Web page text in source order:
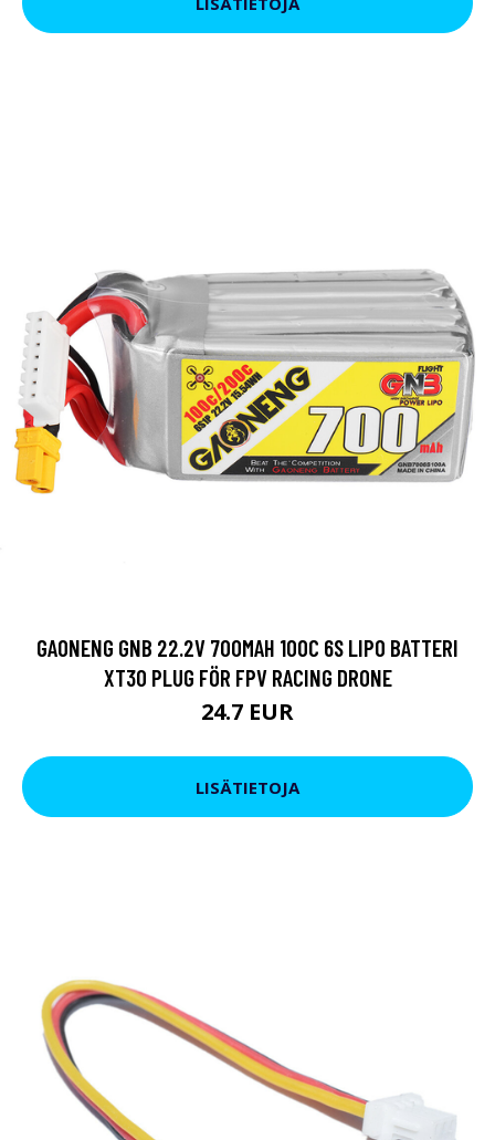
GAONENG GNB 22.2V 700MAH 100C 6S LIPO BATTERI
XT30 PLUG FÖR FPV RACING DRONE
24.7 EUR
LISÄTIETOJA